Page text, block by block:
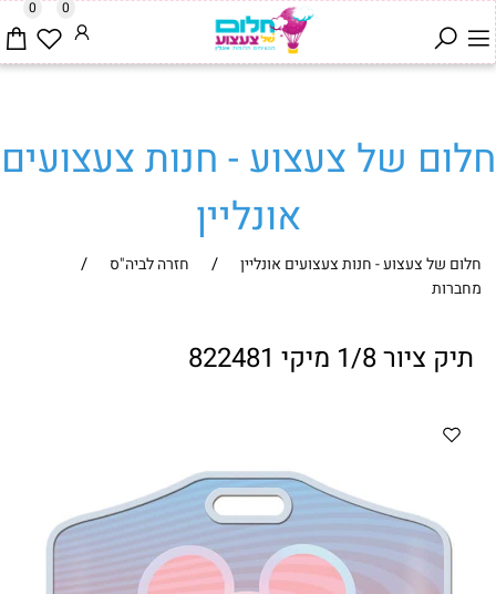
0 0
חלום של צעצוע - חנות צעצועים
אונליין
חלום של צעצוע - חנות צעצועים אונליין / חזרה לביה"ס /
מחברות
תיק ציור 1/8 מיקי 822481